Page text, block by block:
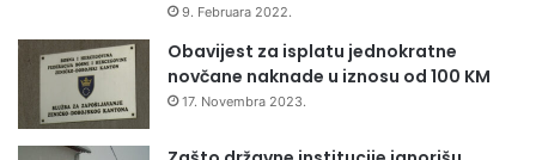
Kako izvršiti samopregled
9. Februara 2022.
Obavijest za isplatu jednokratne
novčane naknade u iznosu od 100 KM
17. Novembra 2023.